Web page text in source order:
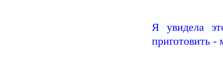
Я увидела
приготовить -